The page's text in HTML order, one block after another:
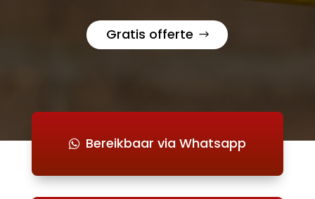
Gratis offerte
Bereikbaar via Whatsapp